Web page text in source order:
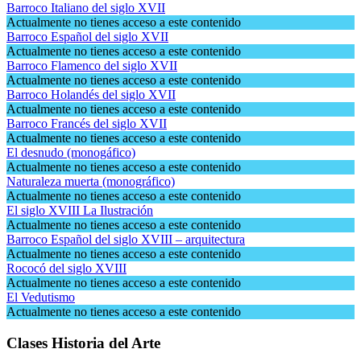
Barroco Italiano del siglo XVII
Actualmente no tienes acceso a este contenido
Barroco Español del siglo XVII
Actualmente no tienes acceso a este contenido
Barroco Flamenco del siglo XVII
Actualmente no tienes acceso a este contenido
Barroco Holandés del siglo XVII
Actualmente no tienes acceso a este contenido
Barroco Francés del siglo XVII
Actualmente no tienes acceso a este contenido
El desnudo (monogáfico)
Actualmente no tienes acceso a este contenido
Naturaleza muerta (monográfico)
Actualmente no tienes acceso a este contenido
El siglo XVIII La Ilustración
Actualmente no tienes acceso a este contenido
Barroco Español del siglo XVIII – arquitectura
Actualmente no tienes acceso a este contenido
Rococó del siglo XVIII
Actualmente no tienes acceso a este contenido
El Vedutismo
Actualmente no tienes acceso a este contenido
Clases Historia del Arte